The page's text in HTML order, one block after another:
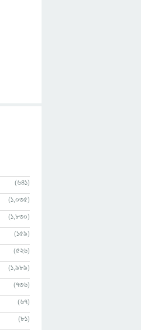
(641)
(1,035)
(1,830)
(159)
(526)
(1,989)
(736)
(67)
(81)